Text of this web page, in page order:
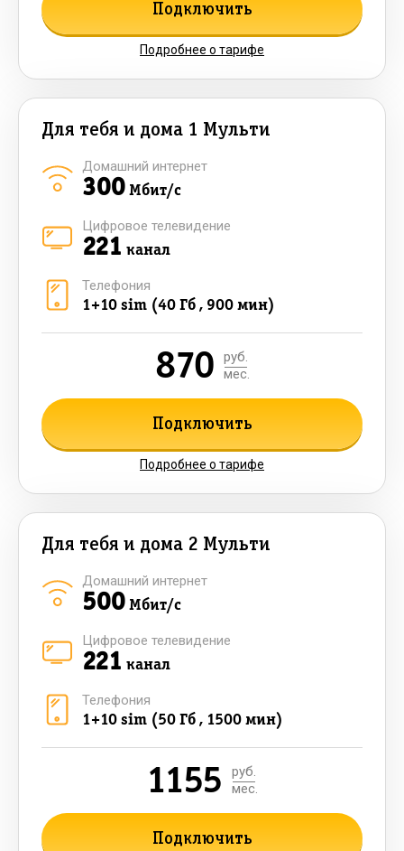
Подключить
Подробнее о тарифе
Для тебя и дома 1 Мульти
300Мбит/с
Домашний интернет
221 канал
Цифровое телевидение
1+10 sim (40 Гб , 900 мин)
Телефония
870
руб.
мес.
Подключить
Подробнее о тарифе
Для тебя и дома 2 Мульти
500Мбит/с
Домашний интернет
221 канал
Цифровое телевидение
1+10 sim (50 Гб , 1500 мин)
Телефония
1155
руб.
мес.
Подключить